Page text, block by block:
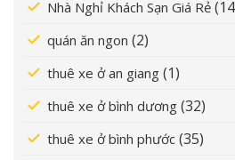
Nhà Nghỉ Khách Sạn Giá Rẻ
quán ăn ngon (2)
thuê xe ở an giang (1)
thuê xe ở bình dương (32)
thuê xe ở bình phước (35)